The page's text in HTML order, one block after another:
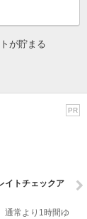
が貯まる
PR
イトチェックア
通常より1時間ゆ